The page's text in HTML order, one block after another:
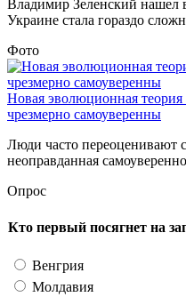
Владимир Зеленский нашел
Украине стала гораздо
Фото
Новая эволюционная
чрезмерно самоуверенны
Люди часто переоценивают
неоправданная
Опрос
Кто первый посягнет на
Венгрия
Молдавия